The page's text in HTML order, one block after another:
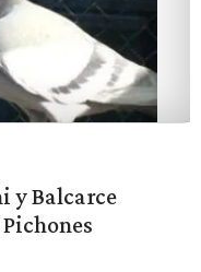
y Balcarce